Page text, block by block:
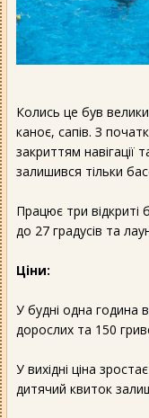
Колись це був
каноє, сапів. З
закриттям навігації
залишився тільки
Працює три
до 27 градусів та
Ціни:
У будні одна година
дорослих та 150
У вихідні ціна
дитячий квиток